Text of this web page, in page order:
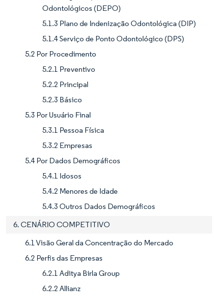
Odontológicos (DEPO)
5.1.3 Plano de Indenização Odontológica (DIP)
5.1.4 Serviço de Ponto Odontológico (DPS)
5.2 Por Procedimento
5.2.1 Preventivo
5.2.2 Principal
5.2.3 Básico
5.3 Por Usuário Final
5.3.1 Pessoa Física
5.3.2 Empresas
5.4 Por Dados Demográficos
5.4.1 Idosos
5.4.2 Menores de Idade
5.4.3 Outros Dados Demográficos
6. CENÁRIO COMPETITIVO
6.1 Visão Geral da Concentração do Mercado
6.2 Perfis das Empresas
6.2.1 Aditya Birla Group
6.2.2 Allianz